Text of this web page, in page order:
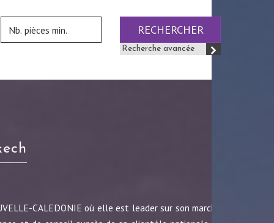
RECHERCHER
Recherche avancée
CALEDONIE où elle est leader sur son marché